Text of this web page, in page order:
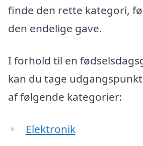
finde den rette kategori,
den endelige gave.
I forhold til en
kan du tage
af følgende kategorier:
Elektronik